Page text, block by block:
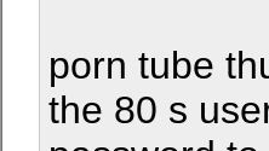
porn tube
the 80 s